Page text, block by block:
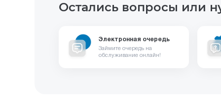
Остались вопросы или
Электронная очередь
Займите очередь на
обслуживание онлайн!